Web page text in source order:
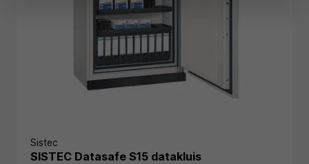
Sistec
SISTEC Datasafe S15 datakluis